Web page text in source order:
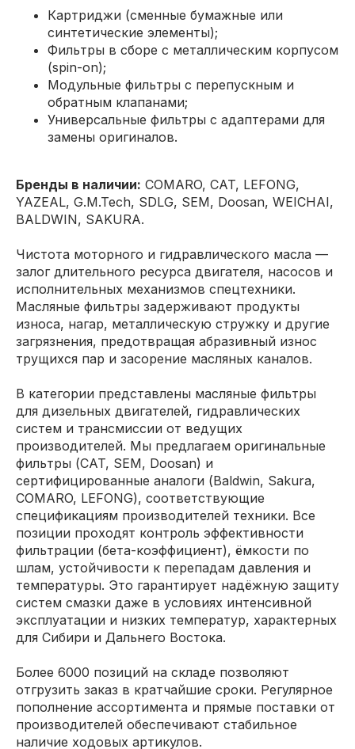
Картриджи (сменные бумажные или
синтетические элементы);
Фильтры в сборе с металлическим корпусом
(spin-on);
Модульные фильтры с перепускным и
обратным клапанами;
Универсальные фильтры с адаптерами для
замены оригиналов.
Бренды в наличии: COMARO, CAT, LEFONG,
YAZEAL, G.M.Tech, SDLG, SEM, Doosan, WEICHAI,
BALDWIN, SAKURA.
Чистота моторного и гидравлического масла —
залог длительного ресурса двигателя, насосов и
исполнительных механизмов спецтехники.
Масляные фильтры задерживают продукты
износа, нагар, металлическую стружку и другие
загрязнения, предотвращая абразивный износ
трущихся пар и засорение масляных каналов.
В категории представлены масляные фильтры
для дизельных двигателей, гидравлических
систем и трансмиссии от ведущих
производителей. Мы предлагаем оригинальные
фильтры (CAT, SEM, Doosan) и
сертифицированные аналоги (Baldwin, Sakura,
COMARO, LEFONG), соответствующие
спецификациям производителей техники. Все
позиции проходят контроль эффективности
фильтрации (бета-коэффициент), ёмкости по
шлам, устойчивости к перепадам давления и
температуры. Это гарантирует надёжную защиту
систем смазки даже в условиях интенсивной
эксплуатации и низких температур, характерных
для Сибири и Дальнего Востока.
Более 6000 позиций на складе позволяют
отгрузить заказ в кратчайшие сроки. Регулярное
пополнение ассортимента и прямые поставки от
производителей обеспечивают стабильное
наличие ходовых артикулов.